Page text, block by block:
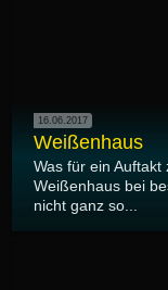
16.06.2017
Weißenhaus
Was für ein
Weißenhaus bei
nicht ganz so...